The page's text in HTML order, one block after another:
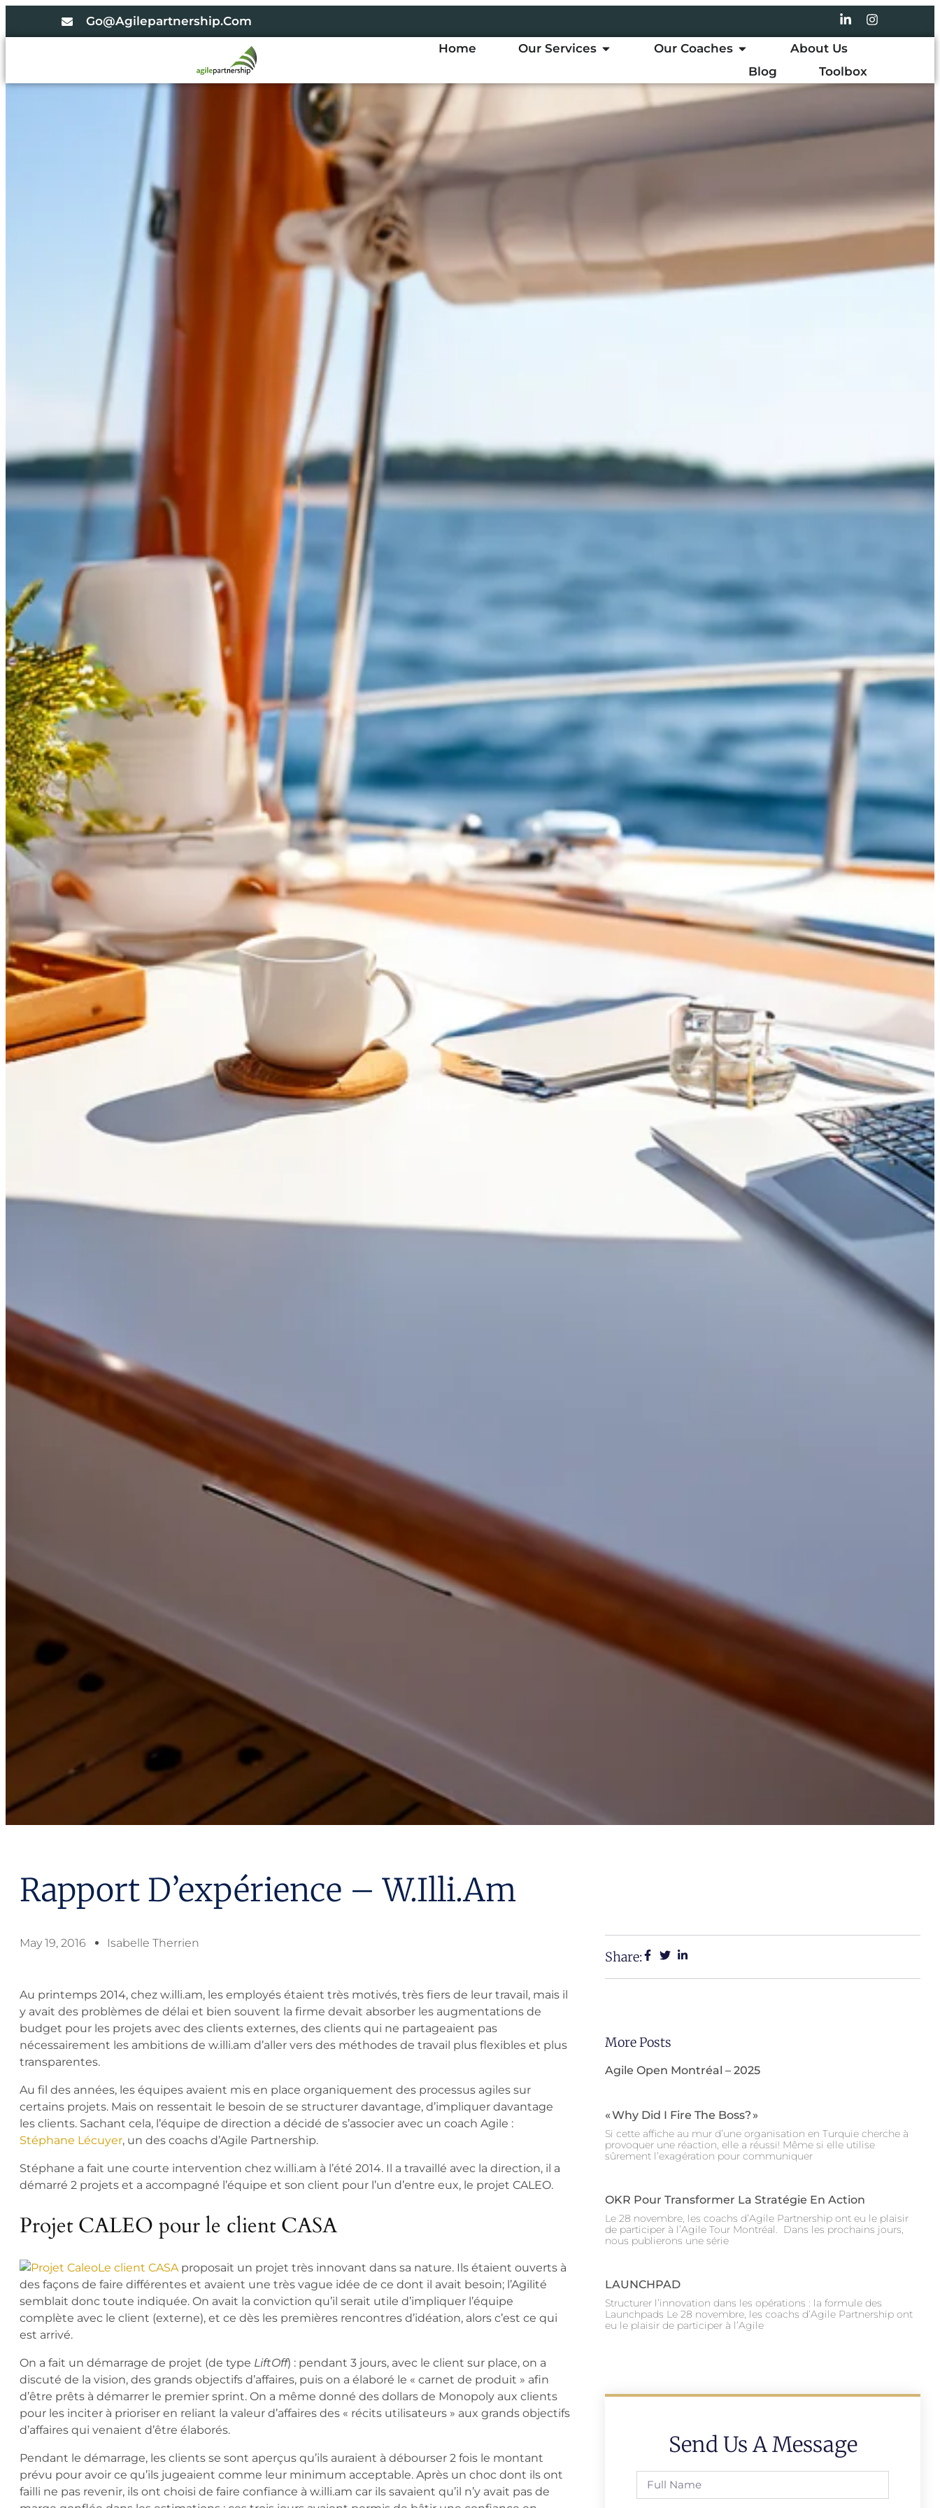
Go@agilepartnership.com
Home
Our Services Our Coaches
About Us
Blog
Toolbox
Rapport D’expérience – W.illi.am
May 19, 2016 Isabelle Therrien
Au printemps 2014, chez w.illi.am, les employés étaient très motivés, très fiers de leur travail, mais il
y avait des problèmes de délai et bien souvent la firme devait absorber les augmentations de
budget pour les projets avec des clients externes, des clients qui ne partageaient pas
nécessairement les ambitions de w.illi.am d’aller vers des méthodes de travail plus flexibles et plus
transparentes.
Au fil des années, les équipes avaient mis en place organiquement des processus agiles sur
certains projets. Mais on ressentait le besoin de se structurer davantage, d’impliquer davantage
les clients. Sachant cela, l’équipe de direction a décidé de s’associer avec un coach Agile :
Stéphane Lécuyer, un des coachs d’Agile Partnership.
Stéphane a fait une courte intervention chez w.illi.am à l’été 2014. Il a travaillé avec la direction, il a
démarré 2 projets et a accompagné l’équipe et son client pour l’un d’entre eux, le projet CALEO.
Projet CALEO pour le client CASA
Le client CASA proposait un projet très innovant dans sa nature. Ils étaient ouverts à
des façons de faire différentes et avaient une très vague idée de ce dont il avait besoin; l’Agilité
semblait donc toute indiquée. On avait la conviction qu’il serait utile d’impliquer l’équipe
complète avec le client (externe), et ce dès les premières rencontres d’idéation, alors c’est ce qui
est arrivé.
On a fait un démarrage de projet (de type LiftOff) : pendant 3 jours, avec le client sur place, on a
discuté de la vision, des grands objectifs d’affaires, puis on a élaboré le « carnet de produit » afin
d’être prêts à démarrer le premier sprint. On a même donné des dollars de Monopoly aux clients
pour les inciter à prioriser en reliant la valeur d’affaires des « récits utilisateurs » aux grands objectifs
d’affaires qui venaient d’être élaborés.
Pendant le démarrage, les clients se sont aperçus qu’ils auraient à débourser 2 fois le montant
prévu pour avoir ce qu’ils jugeaient comme leur minimum acceptable. Après un choc dont ils ont
failli ne pas revenir, ils ont choisi de faire confiance à w.illi.am car ils savaient qu’il n’y avait pas de
Share:
More Posts
Agile Open Montréal – 2025
« Why Did I Fire The Boss? »
Si cette affiche au mur d’une organisation en Turquie cherche à
provoquer une réaction, elle a réussi! Même si elle utilise
sûrement l’exagération pour communiquer
OKR Pour Transformer La Stratégie En Action
Le 28 novembre, les coachs d’Agile Partnership ont eu le plaisir
de participer à l’Agile Tour Montréal. Dans les prochains jours,
nous publierons une série
LAUNCHPAD
Structurer l’innovation dans les opérations : la formule des
Launchpads Le 28 novembre, les coachs d’Agile Partnership ont
eu le plaisir de participer à l’Agile
Send Us A Message